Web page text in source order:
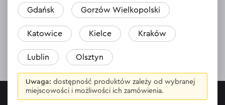
online
wsparcia
INFORMACJE
Gdańsk Gorzów Wielkopolski
Katowice Kielce Kraków
Lublin Olsztyn
Uwaga: dostępność produktów zależy od wybranej
miejscowości i możliwości ich zamówienia.